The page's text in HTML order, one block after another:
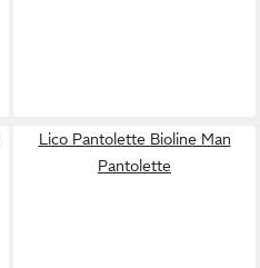
Lico Pantolette Bioline Man
Pantolette